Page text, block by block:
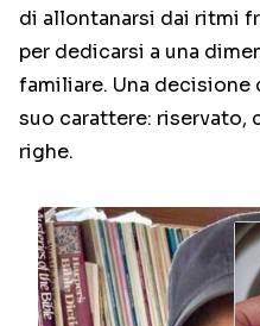
di allontanarsi dai ritmi
per dedicarsi a una
familiare. Una
suo carattere: riservato,
righe.